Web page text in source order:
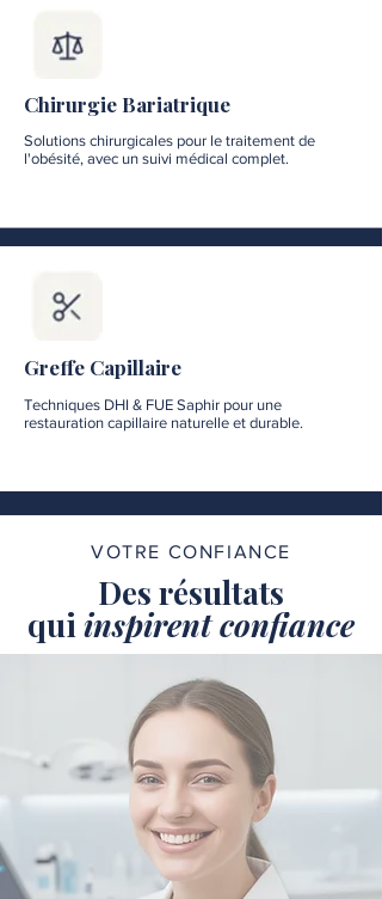
Chirurgie Bariatrique
Solutions chirurgicales pour le traitement de
l'obésité, avec un suivi médical complet.
Greffe Capillaire
Techniques DHI & FUE Saphir pour une
restauration capillaire naturelle et durable.
VOTRE CONFIANCE
Des résultats
quiinspirent confiance